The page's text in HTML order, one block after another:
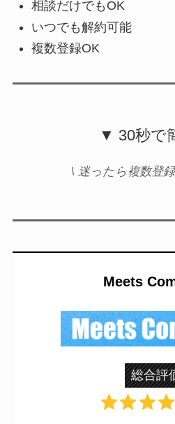
相談だけでもOK
いつでも解約可能
複数登録OK
▼ 30秒で
\ 迷ったら複数登
Meets
総合評